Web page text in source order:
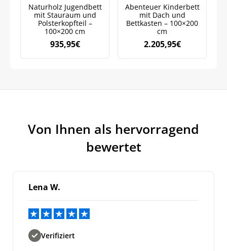
Naturholz Jugendbett
mit Stauraum und
Polsterkopfteil –
100×200 cm
935,95€
Abenteuer Kinderbett
mit Dach und
Bettkasten – 100×200
cm
2.205,95€
Von Ihnen als hervorragend
bewertet
Lena W.
Verifiziert